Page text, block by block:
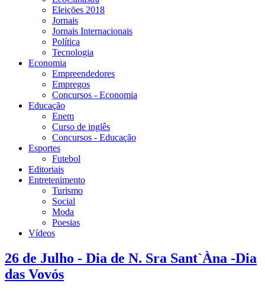
Eleições 2018
Jornais
Jornais Internacionais
Política
Tecnologia
Economia
Empreendedores
Empregos
Concursos - Economia
Educação
Enem
Curso de inglês
Concursos - Educação
Esportes
Futebol
Editoriais
Entretenimento
Turismo
Social
Moda
Poesias
Vídeos
26 de Julho - Dia de N. Sra Sant`Àna -Dia
das Vovós